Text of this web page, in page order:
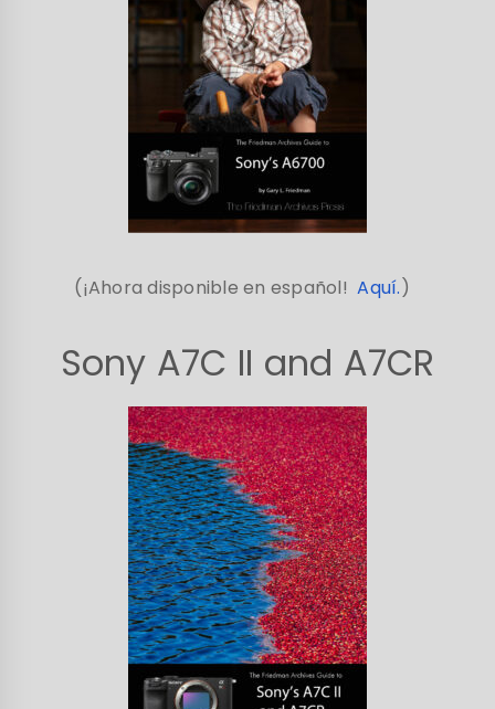
(¡Ahora disponible en español!Aquí.)
Sony A7C II and A7CR